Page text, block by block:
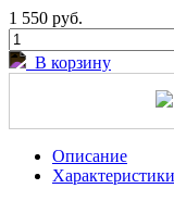
1 550 руб.
В корзину
Описание
Характеристики